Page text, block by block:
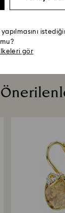
mu?
gör